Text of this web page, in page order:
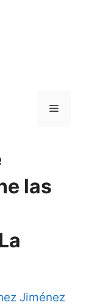
Menu
las
Jiménez